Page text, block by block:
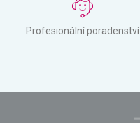
Profesionální poradenství